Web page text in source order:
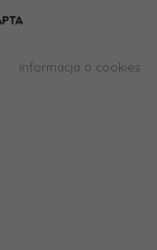
Informacja o cookies